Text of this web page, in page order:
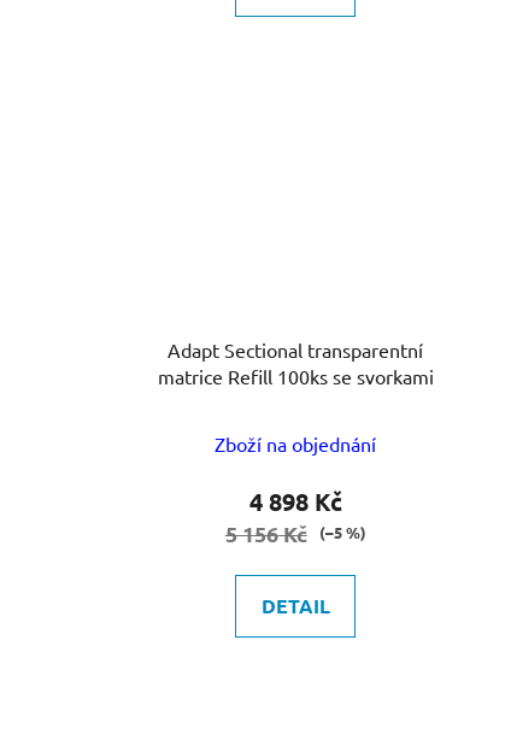
Adapt Sectional transparentní
matrice Refill 100ks se svorkami
Zboží na objednání
4 898 Kč
5 156 Kč (–5 %)
DETAIL